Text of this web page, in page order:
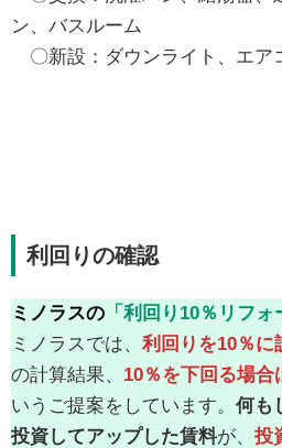
ン、バスルーム
〇新設：ダウンライト、エア
利回りの確認
ミノラスの 「利回り10％リフォ
ミノラスでは、 利回りを10％に
の計算結果、 10％を下回る場
いうご提案をしています。 何も
投資してアップした賃料が、 投